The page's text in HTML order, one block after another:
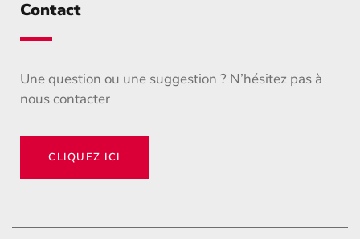
Contact
Une question ou une suggestion ? N’hésitez pas à
nous contacter
CLIQUEZ ICI